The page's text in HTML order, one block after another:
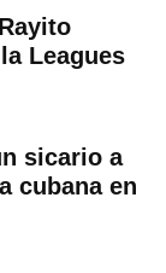
Leagues
sicario a
cubana en